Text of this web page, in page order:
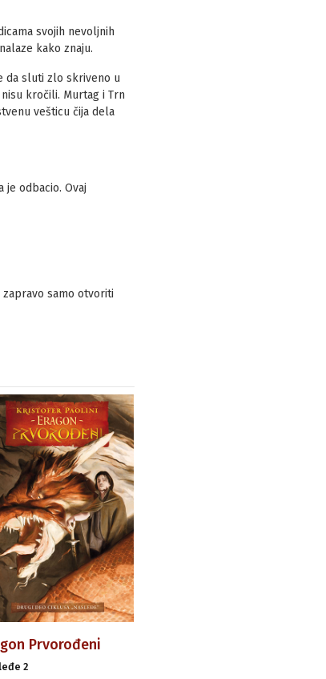
svojih nevoljnih
kako znaju.
da sluti zlo skriveno u
kročili. Murtag i Trn
vešticu čija dela
odbacio. Ovaj
zapravo samo otvoriti
Prvorođeni
2